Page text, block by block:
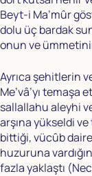
Beyt-i Ma’mûr
dolu üç bardak
onun ve
Ayrıca şehitlerin
Me’vâ’yı temaşa
sallallahu aleyhi
arşına yükseldi
bittiği, vücûb
huzuruna
fazla yaklaştı